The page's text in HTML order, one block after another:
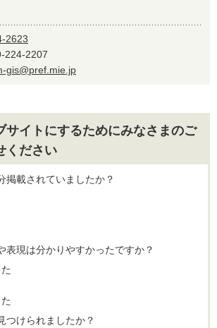
2623
224-2207
gis@pref.mie.jp
サイトにするためにみなさまのご
ください
掲載されていましたか？
表現は分かりやすかったですか？
つけられましたか？